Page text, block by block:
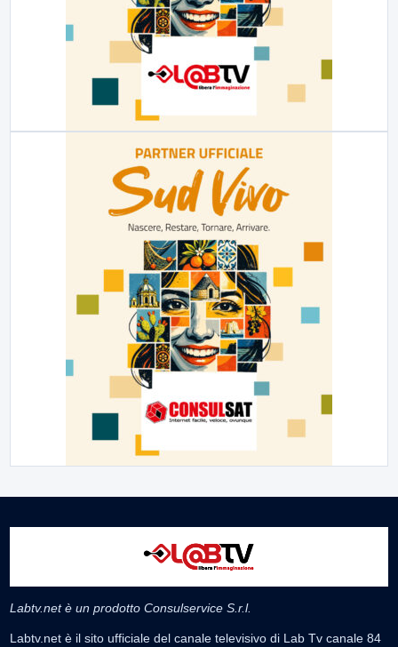
Labtv.net è un prodotto Consulservice S.r.l.
Labtv.net è il sito ufficiale del canale televisivo di Lab Tv canale 84